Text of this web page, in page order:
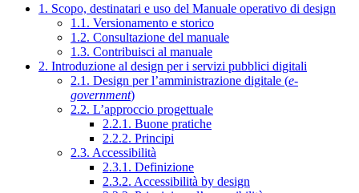
1. Scopo, destinatari e uso del Manuale operativo di design
1.1. Versionamento e storico
1.2. Consultazione del manuale
1.3. Contribuisci al manuale
2. Introduzione al design per i servizi pubblici digitali
2.1. Design per l’amministrazione digitale (e-
government)
2.2. L’approccio progettuale
2.2.1. Buone pratiche
2.2.2. Principi
2.3. Accessibilità
2.3.1. Definizione
2.3.2. Accessibilità by design